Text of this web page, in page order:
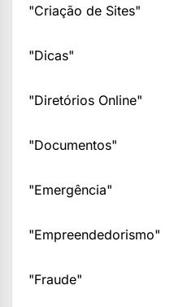
"Criação de Sites"
"Dicas"
"Diretórios Online"
"Documentos"
"Emergência"
"Empreendedorismo"
"Fraude"